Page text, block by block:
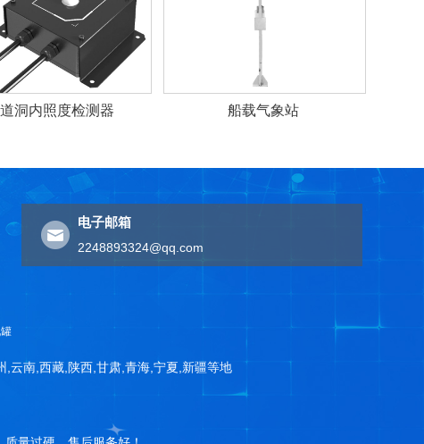
洞内照度检测器 船载气象站
电子邮箱
2248893324@qq.com
云南,西藏,陕西,甘肃,青海,宁夏,新疆等地